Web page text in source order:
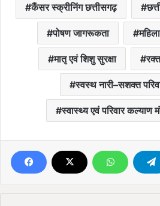
कैंसर स्क्रीनिंग छत्तीसगढ़
पोषण जागरूकता
मातृ एवं शिशु सुरक्षा
स्वस्थ नारी–सशक्त
स्वास्थ्य एवं परिवार कल्याण